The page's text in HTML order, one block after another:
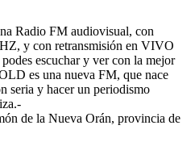
Radio FM audiovisual, con
y con retransmisión en VIVO
escuchar y ver con la mejor
es una nueva FM, que nace
seria y hacer un periodismo
de la Nueva Orán, provincia de